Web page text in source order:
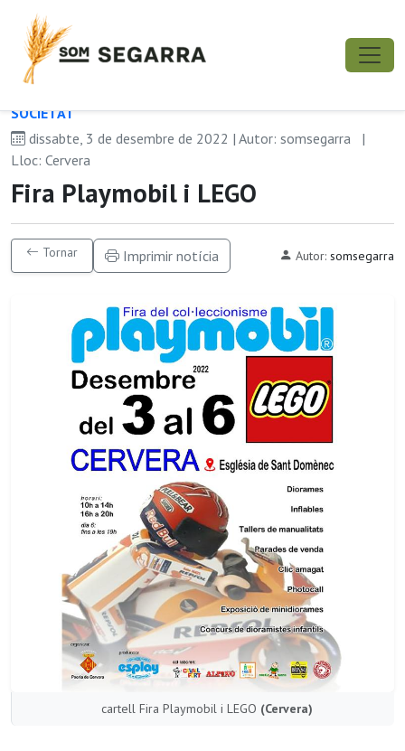
SOCIETAT
dissabte, 3 de desembre de 2022 | Autor: somsegarra
|
Lloc: Cervera
Fira Playmobil i LEGO
Tornar Imprimir notícia Autor: somsegarra
cartell Fira Playmobil i LEGO (Cervera)